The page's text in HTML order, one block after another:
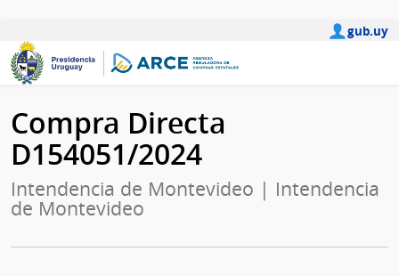
gub.uy
Compra Directa
D154051/2024
Intendencia de Montevideo | Intendencia
de Montevideo